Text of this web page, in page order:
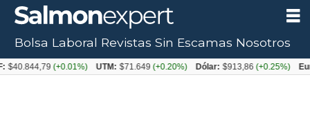
Bolsa Laboral Revistas Sin Escamas Nosotros
(+0.01%) UTM: $71.649(+0.20%) Dólar: $913,86(+0.25%) Euro: